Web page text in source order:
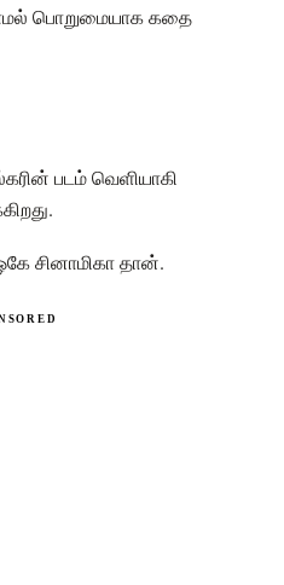
பொறுமையாக கதை
படம் வெளியாகி
சினாமிகா தான்.